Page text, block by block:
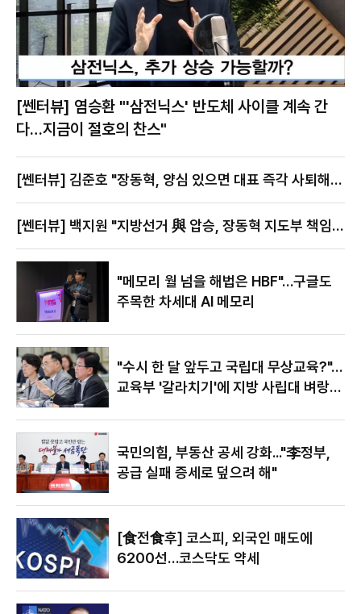
[쎈터뷰] 염승환 "'삼전닉스' 반도체 사이클 계속 간
다…지금이 절호의 찬스"
[쎈터뷰] 김준호 "장동혁, 양심 있으면 대표 즉각 사퇴해
야"
[쎈터뷰] 백지원 "지방선거 與 압승, 장동혁 지도부 책임
"메모리 월 넘을 해법은 HBF"…구글도
주목한 차세대 AI 메모리
"수시 한 달 앞두고 국립대 무상교육?"…
교육부 '갈라치기'에 지방 사립대 벼랑
국민의힘, 부동산 공세 강화..."李정부,
공급 실패 증세로 덮으려 해"
[食전食후] 코스피, 외국인 매도에
6200선…코스닥도 약세